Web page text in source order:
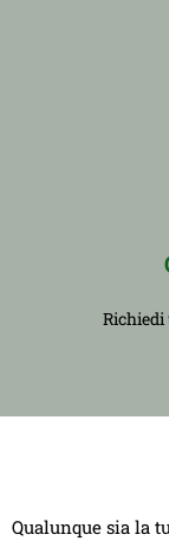
Qualunque sia la